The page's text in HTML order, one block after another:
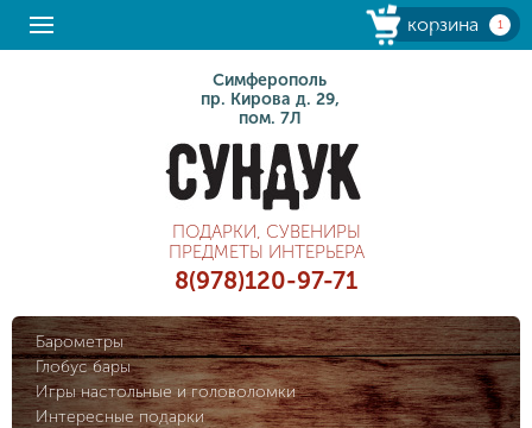
корзина 1
Симферополь
пр. Кирова д. 29,
пом. 7Л
ПОДАРКИ, СУВЕНИРЫ
ПРЕДМЕТЫ ИНТЕРЬЕРА
8(978)120-97-71
Барометры
Глобус бары
Игры настольные и головоломки
Интересные подарки